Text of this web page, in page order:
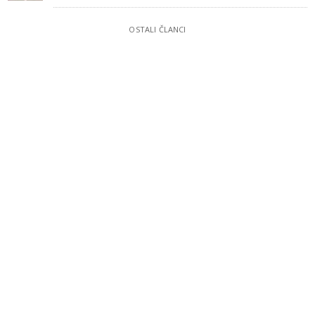
OSTALI ČLANCI